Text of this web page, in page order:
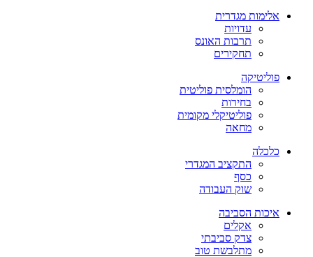
אלימות מגדרית
עדויות
תרבות האונס
תחקירים
פוליטיקה
הומלסית פוליטית
בחירות
פוליטיקלי מקומית
מחאה
כלכלה
התקציב המגדרי
כסף
שוק העבודה
איכות הסביבה
אקלים
צדק סביבתי
מתלבשת טוב